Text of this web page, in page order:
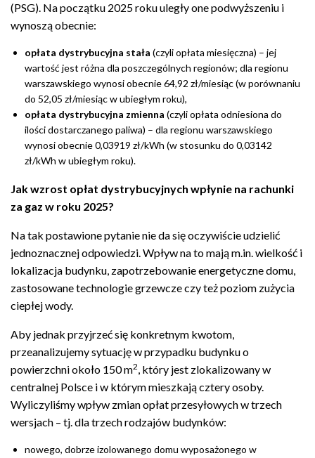
(PSG). Na początku 2025 roku uległy one podwyższeniu i
wynoszą obecnie:
opłata dystrybucyjna stała (czyli opłata miesięczna) – jej
wartość jest różna dla poszczególnych regionów; dla regionu
warszawskiego wynosi obecnie 64,92 zł/miesiąc(w porównaniu
do 52,05 zł/miesiąc w ubiegłym roku),
opłata dystrybucyjna zmienna (czyli opłata odniesiona do
ilości dostarczanego paliwa) – dla regionu warszawskiego
wynosi obecnie 0,03919 zł/kWh (w stosunku do 0,03142
zł/kWh w ubiegłym roku).
Jak wzrost opłat dystrybucyjnych wpłynie na rachunki
za gaz w roku 2025?
Na tak postawione pytanie nie da się oczywiście udzielić
jednoznacznej odpowiedzi. Wpływ na to mają m.in. wielkość i
lokalizacja budynku, zapotrzebowanie energetyczne domu,
zastosowane technologie grzewcze czy też poziom zużycia
ciepłej wody.
Aby jednak przyjrzeć się konkretnym kwotom,
przeanalizujemy sytuację w przypadku budynku o
powierzchni około 150 m2, który jest zlokalizowany w
centralnej Polsce i w którym mieszkają cztery osoby.
Wyliczyliśmy wpływ zmian opłat przesyłowych w trzech
wersjach – tj. dla trzech rodzajów budynków:
nowego, dobrze izolowanego domu wyposażonego w